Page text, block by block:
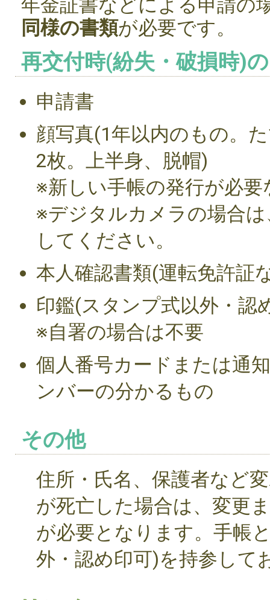
年金証書などによる申請の
同様の書類が必要です。
再交付時(紛失・破損時)
申請書
顔写真(1年以内のもの。
2枚。上半身、脱帽)
※新しい手帳の発行が必要
※デジタルカメラの場合
してください。
本人確認書類(運転免許証
印鑑(スタンプ式以外・認
※自署の場合は不要
個人番号カードまたは通
ンバーの分かるもの
その他
住所・氏名、保護者など
が死亡した場合は、変更
が必要となります。手帳
外・認め印可)を持参して